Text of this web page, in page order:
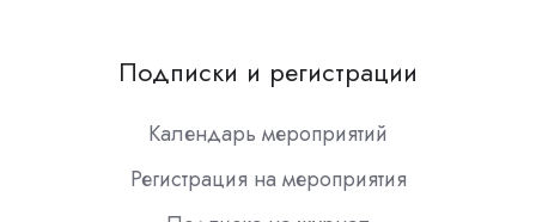
Подписки и регистрации
Календарь мероприятий
Регистрация на мероприятия